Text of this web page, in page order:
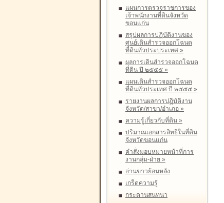
แผนการตรวจราชการของ
เจ้าพนักงานที่ดินจังหวัด
ขอนแก่น
สรุปผลการปฏิบัติงานของ
ศูนย์เดินสำรวจออกโฉนด
ที่ดินทั่วประประเทศ »
ผลการเดินสำรวจออกโฉนด
ที่ดิน ปี ๒๕๕๕ »
แผนเดินสำรวจออกโฉนด
ที่ดินทั่วประเทศ ปี ๒๕๕๕ »
รายงานผลการปฏิบัติงาน
จังหวัด/สาขา/อำเภอ »
ความรู้เกี่ยวกับที่ดิน »
ปริมาณเอกสารสิทธิในที่ดิน
จังหวัดขอนแก่น
คำสั่งมอบหมายหน้าที่การ
งานกลุ่ม-ฝ่าย »
อ่านข่าวย้อนหลัง
เกร็ดความรู้
กระดานสนทนา